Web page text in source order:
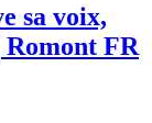
sa voix,
Romont FR